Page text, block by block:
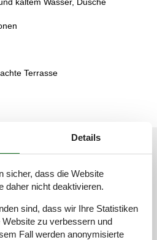
kaltem Wasser, Dusche
Terrasse
ist vom 17.09.2024
Details
sicher, dass die Website
daher nicht deaktivieren.
sind, dass wir Ihre Statistiken
zu verbessern und
Fall werden anonymisierte